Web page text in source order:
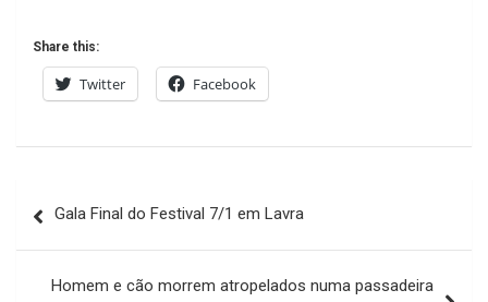
Share this:
Twitter Facebook
de
Gala Final do Festival 7/1 em Lavra
Homem e cão morrem atropelados numa passadeira